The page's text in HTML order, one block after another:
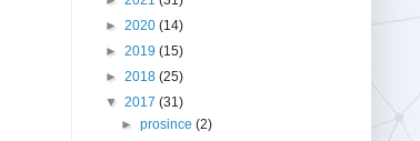
► 2020 (14)
► 2019 (15)
► 2018 (25)
▼ 2017 (31)
►prosince(2)